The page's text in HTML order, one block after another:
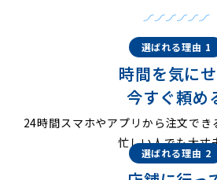
選ばれる理由 1
時間を気に
今すぐ頼め
24時間スマホやアプリから注文でき
忙しい人でも大丈
選ばれる理由 2